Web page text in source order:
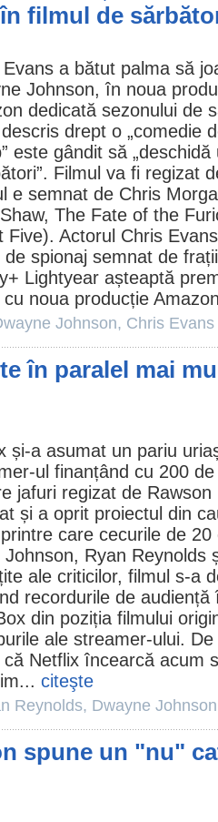
filmul de
a bătut palma să
Johnson, în noua
dedicată sezonului de
drept o „comedie
este gândit să
Filmul va fi regizat
e semnat de Chris
The Fate of the
Five). Actorul Chris
de spionaj semnat de
Lightyear așteaptă
cu noua producție
Johnson, Chris Evans
în paralel mai
și-a asumat un pariu
ul finanțând cu 200
jafuri regizat de
și a oprit proiectul din
care cecurile de 20
Johnson, Ryan Reynolds
ale criticilor, filmul s-a
recordurile de
din poziția filmului
ale streamer-ului.
Netflix încearcă acum
citeşte
Reynolds, Dwayne Johnson
spune un "nu"